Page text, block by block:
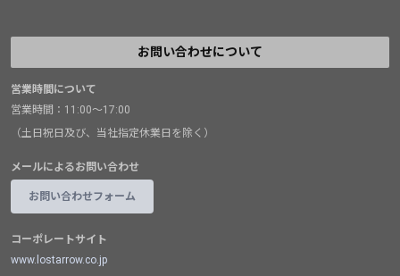
お問い合わせについて
営業時間について
営業時間：11:00～17:00
（土日祝日及び、当社指定休業日を除く）
メールによるお問い合わせ
お問い合わせフォーム
コーポレートサイト
www.lostarrow.co.jp